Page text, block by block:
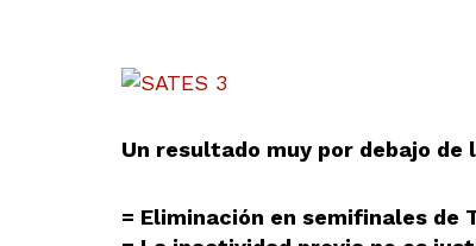
Un resultado muy por debajo
= Eliminación en semifinales de